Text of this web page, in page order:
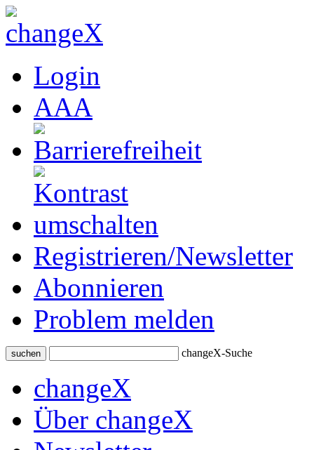
Login
AAA
Registrieren/Newsletter
Abonnieren
Problem melden
suchen changeX-Suche
changeX
Über changeX